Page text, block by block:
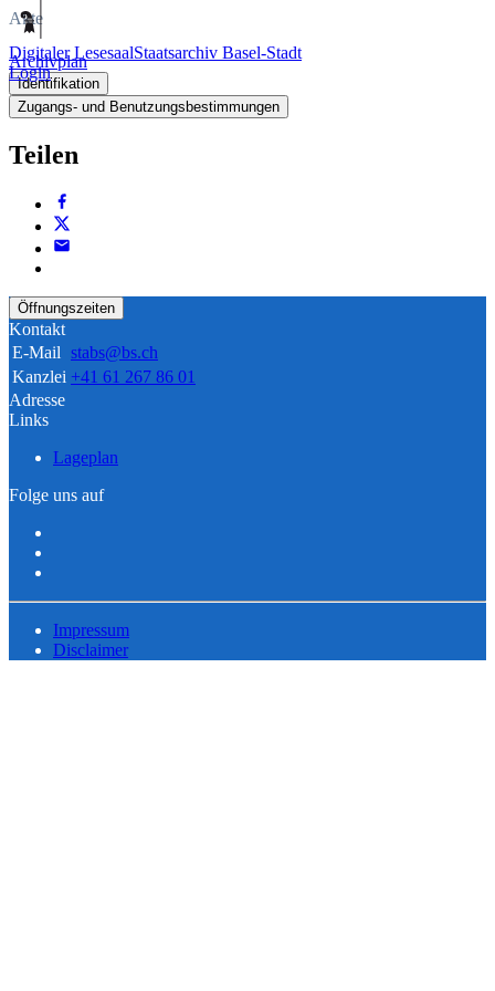
Digitaler LesesaalStaatsarchiv Basel-Stadt
Login
Akte
Archivplan
Identifikation
Zugangs- und Benutzungsbestimmungen
Teilen
Öffnungszeiten
Kontakt
E-Mail stabs@bs.ch
Kanzlei +41 61 267 86 01
Adresse
Links
Lageplan
Folge uns auf
Impressum
Disclaimer